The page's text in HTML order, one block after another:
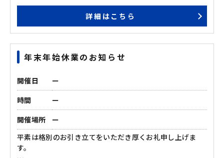
ゴールデンウィーク期間中は、通常よりもスタッフが少な
い体制でのご対応となります。
当日のご予約やお問い合わせにつきましては、ご希望に添
ご予約をお願いいたします。
■ゴールデンウィーク期間
5月3日（土）～ 5月8日（木）
期間中にいただいたお問い合わせについては、5月9日
（金）以降、順次ご対応させていただく場合がございま
す。
皆さまにスムーズなご案内ができるよう、スタッフ一同準
備を進めております。
詳細はこちら
年末年始休業のお知らせ
開催日
ー
時間
ー
開催場所
ー
平素は格別のお引き立てをいただき厚くお礼申し上げま
す。